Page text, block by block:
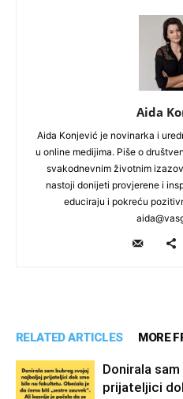
Aida
Aida Konjević je novinarka i
u online medijima. Piše o
svakodnevnim životnim
nastoji donijeti provjerene i
educiraju i pokreću
RELATED ARTICLES MORE
Donirala
prijateljici